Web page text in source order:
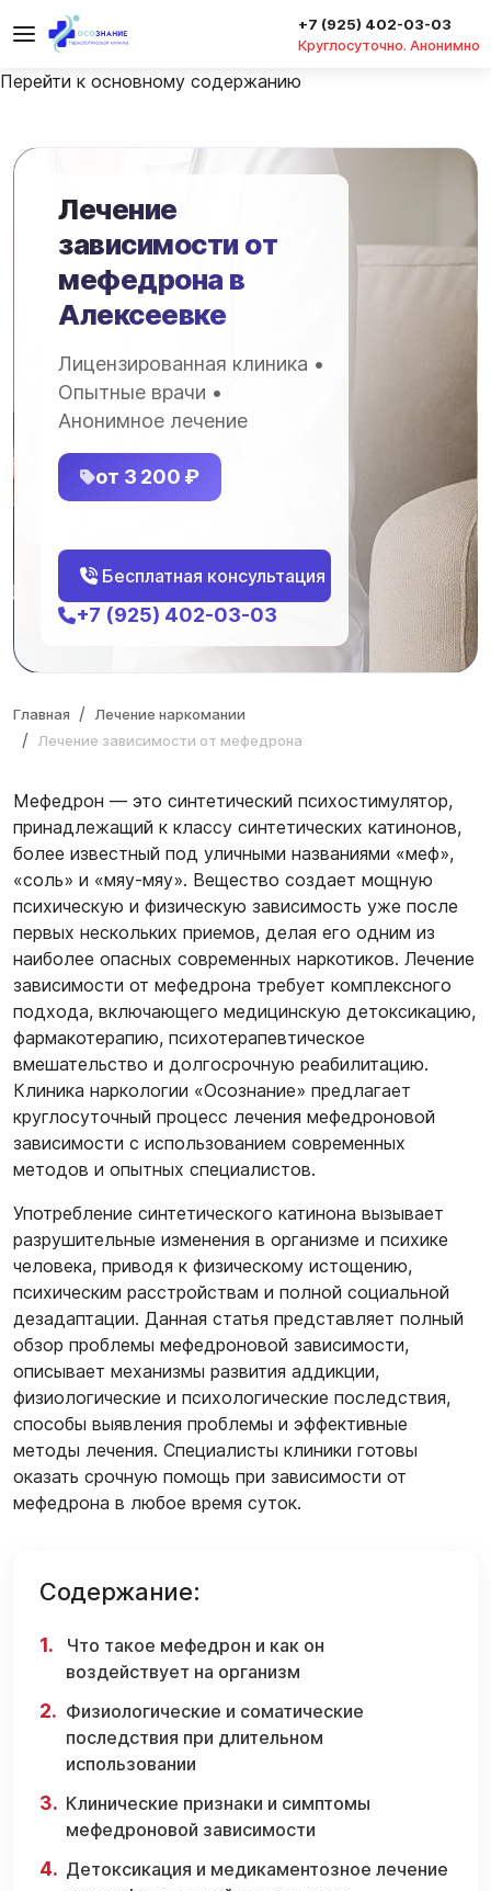
Перейти к основному содержанию
+7 (925) 402-03-03
Круглосуточно. Анонимно
Лечение
зависимости от
мефедрона в
Алексеевке
Лицензированная клиника •
Опытные врачи •
Анонимное лечение
от 3 200 ₽
Бесплатная консультация
+7 (925) 402-03-03
Главная
Лечение наркомании
Лечение зависимости от мефедрона
Мефедрон — это синтетический психостимулятор,
принадлежащий к классу синтетических катинонов,
более известный под уличными названиями «меф»,
«соль» и «мяу-мяу». Вещество создает мощную
психическую и физическую зависимость уже после
первых нескольких приемов, делая его одним из
наиболее опасных современных наркотиков. Лечение
зависимости от мефедрона требует комплексного
подхода, включающего медицинскую детоксикацию,
фармакотерапию, психотерапевтическое
вмешательство и долгосрочную реабилитацию.
Клиника наркологии «Осознание» предлагает
круглосуточный процесс лечения мефедроновой
зависимости с использованием современных
методов и опытных специалистов.
Употребление синтетического катинона вызывает
разрушительные изменения в организме и психике
человека, приводя к физическому истощению,
психическим расстройствам и полной социальной
дезадаптации. Данная статья представляет полный
обзор проблемы мефедроновой зависимости,
описывает механизмы развития аддикции,
физиологические и психологические последствия,
способы выявления проблемы и эффективные
методы лечения. Специалисты клиники готовы
оказать срочную помощь при зависимости от
мефедрона в любое время суток.
Содержание:
Что такое мефедрон и как он
воздействует на организм
Физиологические и соматические
последствия при длительном
использовании
Клинические признаки и симптомы
мефедроновой зависимости
Детоксикация и медикаментозное лечение